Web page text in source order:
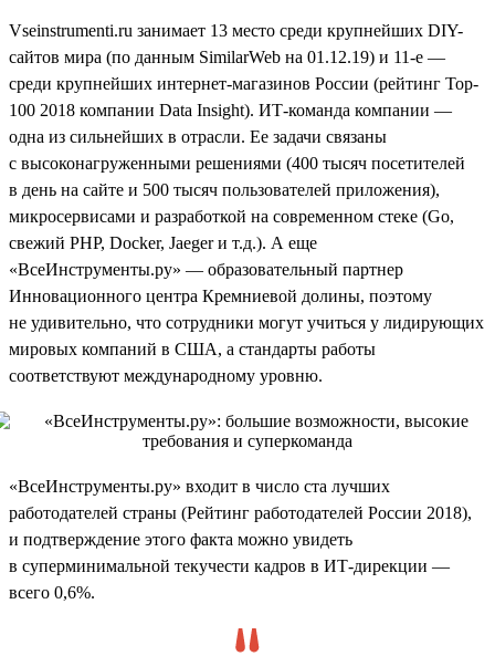
Vseinstrumenti.ru занимает 13 место среди крупнейших DIY-
сайтов мира (по данным SimilarWeb на 01.12.19) и 11-е —
среди крупнейших интернет-магазинов России (рейтинг Top-
100 2018 компании Data Insight). ИТ-команда компании —
одна из сильнейших в отрасли. Ее задачи связаны
с высоконагруженными решениями (400 тысяч посетителей
в день на сайте и 500 тысяч пользователей приложения),
микросервисами и разработкой на современном стеке (Go,
свежий PHP, Docker, Jaeger и т.д.). А еще
«ВсеИнструменты.ру» — образовательный партнер
Инновационного центра Кремниевой долины, поэтому
не удивительно, что сотрудники могут учиться у лидирующих
мировых компаний в США, а стандарты работы
соответствуют международному уровню.
«ВсеИнструменты.ру» входит в число ста лучших
работодателей страны (Рейтинг работодателей России 2018),
и подтверждение этого факта можно увидеть
в суперминимальной текучести кадров в ИТ-дирекции —
всего 0,6%.